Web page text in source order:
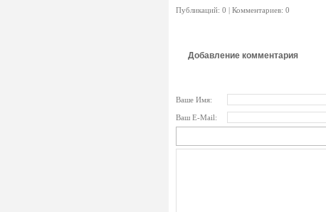
Публикаций: 0 | Комментариев: 0
Добавление комментария
Ваше Имя:
Ваш E-Mail: